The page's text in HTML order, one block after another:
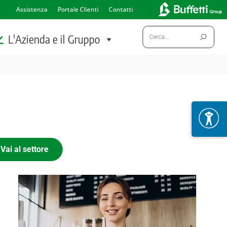
Assistenza Portale Clienti Contatti
L'Azienda e il Gruppo
Cerca:
Vai al settore